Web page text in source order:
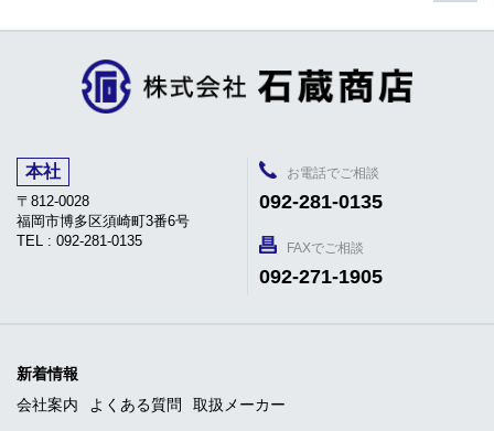
本社
〒812-0028
福岡市博多区須崎町3番6号
TEL : 092-281-0135
お電話でご相談
092-281-0135
FAXでご相談
092-271-1905
新着情報
会社案内
よくある質問 取扱メーカー